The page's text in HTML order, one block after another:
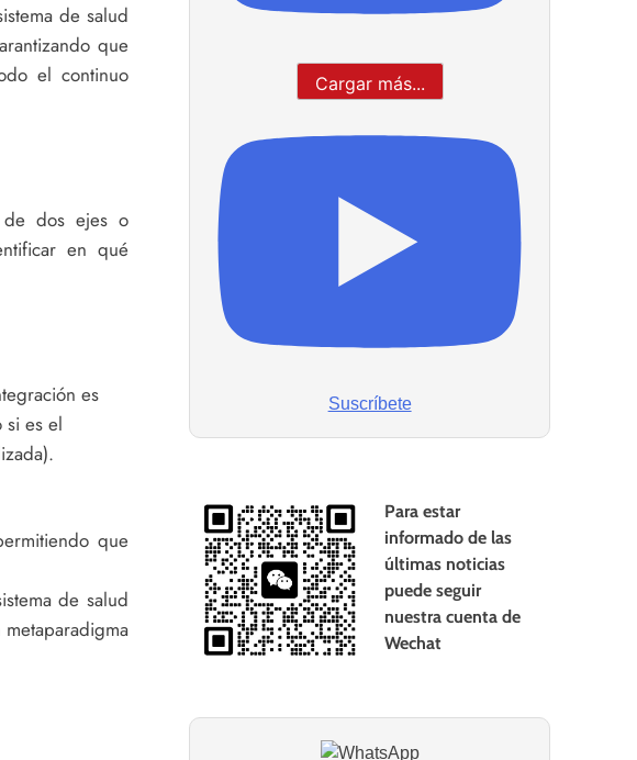
de salud
que
el continuo
de dos ejes o
en qué
es
si es el
que
de salud
Cargar más...
Suscríbete
Para estar
informado de las
últimas noticias
puede seguir
nuestra cuenta de
Wechat